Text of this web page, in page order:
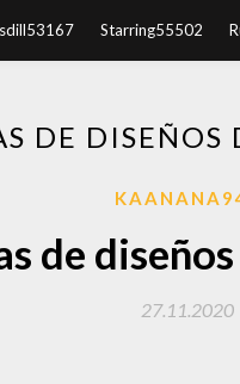
Starring55502
DE DISEÑOS
de
27.11.2020